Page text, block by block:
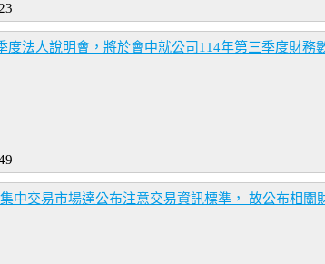
度法人說明會，將於會中就公司114年第三季度財務
中交易市場達公布注意交易資訊標準， 故公布相關